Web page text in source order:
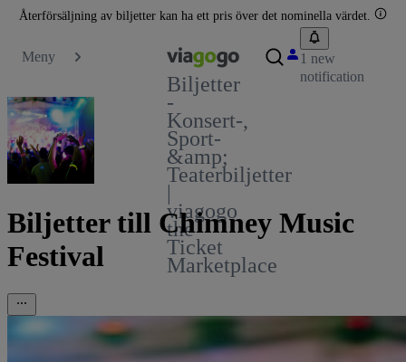
Återförsäljning av biljetter kan ha ett pris över det nominella värdet.
Meny
Biljetter
-
Konsert-,
Sport-
&amp;
Teaterbiljetter
|
viagogo
the
Ticket
Marketplace
1 new
notification
Biljetter till Chimney Music
Festival